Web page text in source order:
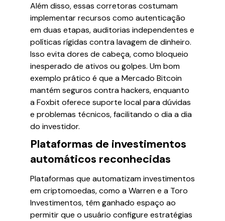
Além disso, essas corretoras costumam
implementar recursos como autenticação
em duas etapas, auditorias independentes e
políticas rígidas contra lavagem de dinheiro.
Isso evita dores de cabeça, como bloqueio
inesperado de ativos ou golpes. Um bom
exemplo prático é que a Mercado Bitcoin
mantém seguros contra hackers, enquanto
a Foxbit oferece suporte local para dúvidas
e problemas técnicos, facilitando o dia a dia
do investidor.
Plataformas de investimentos
automáticos reconhecidas
Plataformas que automatizam investimentos
em criptomoedas, como a Warren e a Toro
Investimentos, têm ganhado espaço ao
permitir que o usuário configure estratégias